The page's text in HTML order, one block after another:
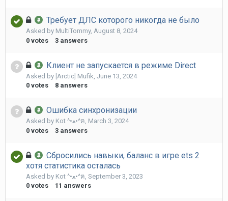
Требует ДЛС которого никогда не было
Asked by MultiTommy, August 8, 2024
0 votes 3 answers
Клиент не запускается в режиме Direct
Asked by [Arctic] Mufik June 13, 2024
0 votes 8 answers
Ошибка синхронизации
Asked by Kot ^•ﻌ•^ฅ, March 3, 2024
0 votes 3 answers
Сбросились навыки, баланс в игре ets 2
хотя статистика осталась
Asked by Kot ^•ﻌ•^ฅ September 3, 2023
0 votes 11 answers